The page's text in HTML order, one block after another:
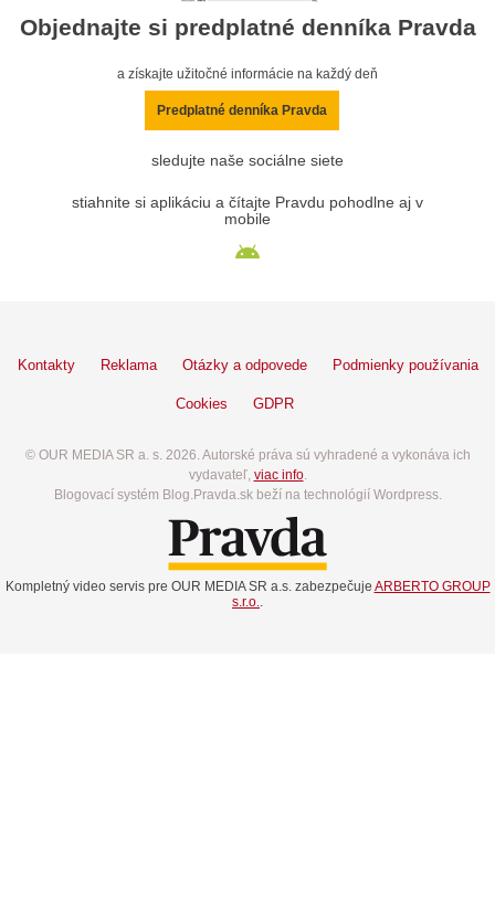
Objednajte si predplatné denníka Pravda
a získajte užitočné informácie na každý deň
Predplatné denníka Pravda
sledujte naše sociálne siete
stiahnite si aplikáciu a čítajte Pravdu pohodlne aj v
mobile
Kontakty Reklama Otázky a odpovede Podmienky používania
Cookies GDPR
© OUR MEDIA SR a. s. 2026. Autorské práva sú vyhradené a vykonáva ich
vydavateľ, viac info.
Blogovací systém Blog.Pravda.sk beží na technológií Wordpress.
Kompletný video servis pre OUR MEDIA SR a.s. zabezpečuje ARBERTO GROUP
s.r.o.